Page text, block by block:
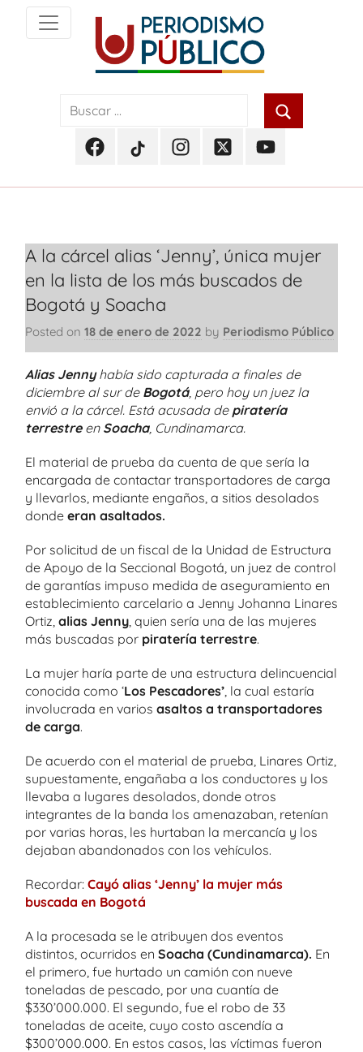
content
Periodismo
PúblicoFacebook
Periodismo
TikTok
Periodismo
InstagramTwitterYoutube
A la cárcel alias ‘Jenny’, única mujer
en la lista de los más buscados de
Bogotá y Soacha
Posted on 18 de enero de 2022 by Periodismo Público
Alias Jennyhabía sido capturada a finales de
diciembre al sur de Bogotá, pero hoy un juez la
envió a la cárcel. Está acusada de piratería
terrestreen Soacha, Cundinamarca.
El material de prueba da cuenta de que sería la
encargada de contactar transportadores de carga
y llevarlos, mediante engaños, a sitios desolados
donde eran asaltados.
Por solicitud de un fiscal de la Unidad de Estructura
de Apoyo de la Seccional Bogotá, un juez de control
de garantías impuso medida de aseguramiento en
establecimiento carcelario a Jenny Johanna Linares
Ortiz, alias Jenny, quien sería una de las mujeres
más buscadas por piratería terrestre.
La mujer haría parte de una estructura delincuencial
conocida como ‘Los Pescadores’, la cual estaría
involucrada en varios asaltos a transportadores
de carga.
De acuerdo con el material de prueba, Linares Ortiz,
supuestamente, engañaba a los conductores y los
llevaba a lugares desolados, donde otros
integrantes de la banda los amenazaban, retenían
por varias horas, les hurtaban la mercancía y los
dejaban abandonados con los vehículos.
Recordar: Cayó alias ‘Jenny’ la mujer más
buscada en Bogotá
A la procesada se le atribuyen dos eventos
distintos, ocurridos en Soacha (Cundinamarca). En
el primero, fue hurtado un camión con nueve
toneladas de pescado, por una cuantía de
$330’000.000. El segundo, fue el robo de 33
toneladas de aceite, cuyo costo ascendía a
$300’000.000. En estos casos, las víctimas fueron